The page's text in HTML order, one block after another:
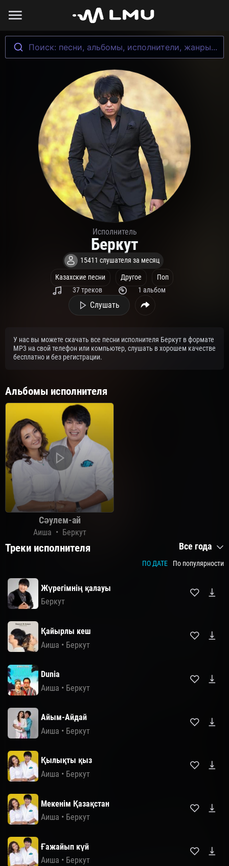
Поиск: песни, альбомы, исполнители, жанры...
Исполнитель
Беркут
15411 слушателя за месяц
Казахские песни
Другое
Поп
37 треков
1 альбом
Слушать
У нас вы можете скачать все песни исполнителя Беркут в формате
MP3 на свой телефон или компьютер, слушать в хорошем качестве
бесплатно и без регистрации.
Альбомы исполнителя
Сәулем-ай
Аиша • Беркут
Треки исполнителя Все года
ПО ДАТЕ По популярности
Жүрегімнің қалауы
Беркут
Қайырлы кеш
Аиша • Беркут
Dunia
Аиша • Беркут
Айым-Айдай
Аиша • Беркут
Қылықты қыз
Аиша • Беркут
Мекенім Қазақстан
Аиша • Беркут
Ғажайып күй
Аиша • Беркут